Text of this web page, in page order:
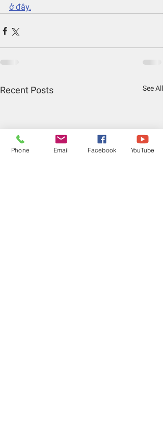
ở đây.
Recent Posts See All
Phone Email Facebook YouTube